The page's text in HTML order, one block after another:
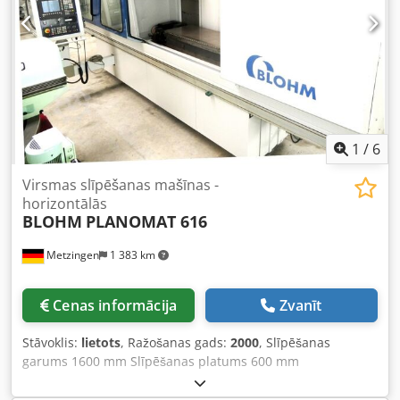
1 / 6
Metzingen 1 383 km
Virsmas slīpēšanas mašīnas -
horizontālās
BLOHM PLANOMAT 616
Cenas informācija Zvanīt
Stāvoklis: lietots, Ražošanas gads: 2000, Slīpēšanas
garums 1600 mm Slīpēšanas platums 600 mm
Saglabājamā detaļas augstums 500 mm Kopējais